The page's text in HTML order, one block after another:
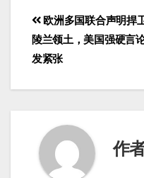
欧洲多国联合声明捍
陵兰领土，美国强硬言
发紧张
作